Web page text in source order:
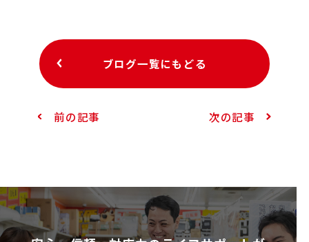
前の記事
ブログ一覧にもどる
次の記事